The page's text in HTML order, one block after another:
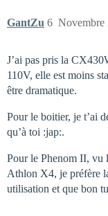
GantZu Novembre
6
J’ai pas pris la
110V, elle est moins
être dramatique.
Pour le boitier, je t’ai
qu’à toi :jap:.
Pour le Phenom II, vu
Athlon X4, je préfère
utilisation et que bon